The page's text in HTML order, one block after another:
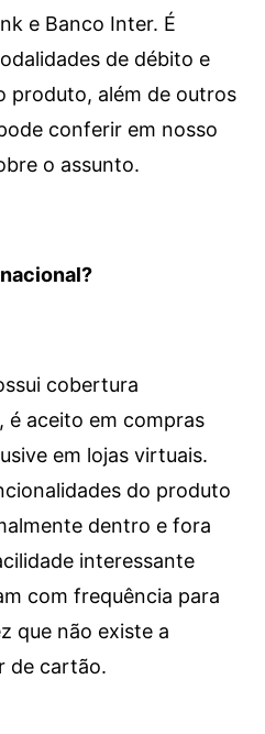
e Banco Inter. É
de débito e
produto, além de outros
conferir em nosso
o assunto.
cobertura
é aceito em compras
em lojas virtuais.
do produto
dentro e fora
interessante
com frequência para
que não existe a
de cartão.